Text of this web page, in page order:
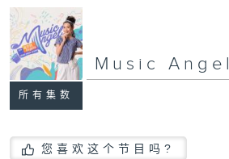
所有集数
Music Angel
您喜欢这个节目吗?